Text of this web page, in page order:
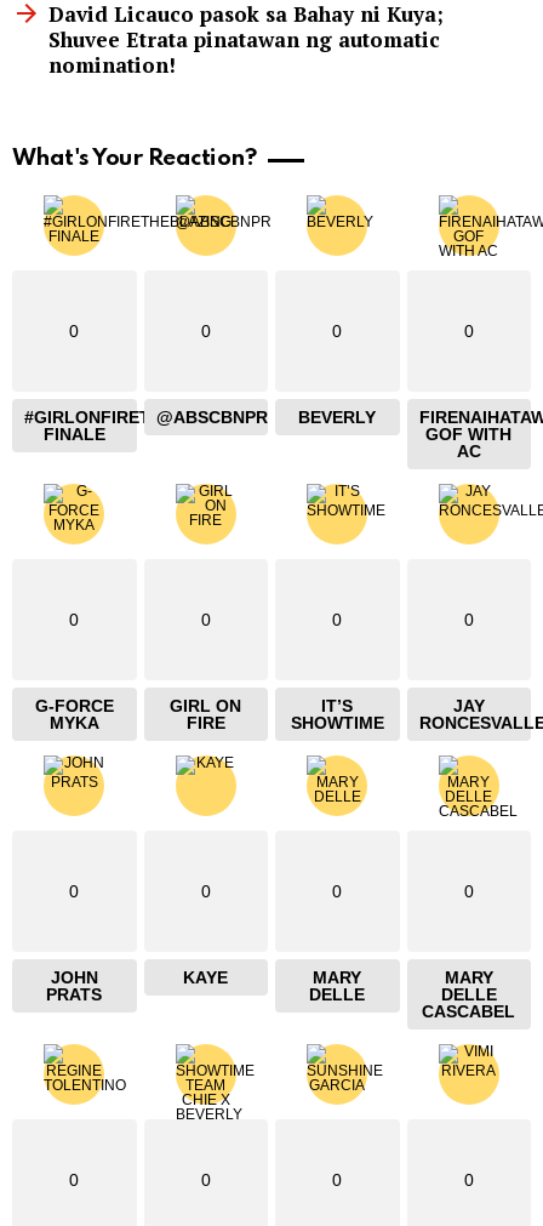
David Licauco pasok sa Bahay ni Kuya;
Shuvee Etrata pinatawan ng automatic
nomination!
What's Your Reaction?
0
#GIRLONFIRETHEBLAZING
FINALE
0
@ABSCBNPR
0
BEVERLY
0
GOF WITH
AC
0
G-FORCE
MYKA
0
GIRL ON
FIRE
0
IT’S
SHOWTIME
0
JAY
0
JOHN
PRATS
0
KAYE
0
MARY
DELLE
0
MARY
DELLE
CASCABEL
0 0 0 0